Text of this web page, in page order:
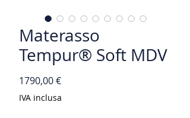
Materasso
Tempur® Soft MDV
1790,00 €Prezzo
IVA inclusa